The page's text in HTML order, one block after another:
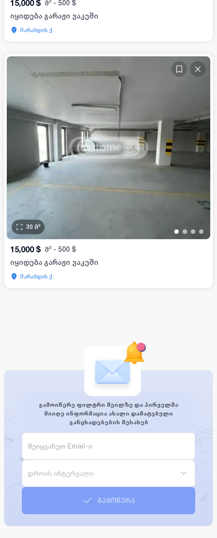
15,000 $ მ² - 500 $
იყიდება გარაჟი ვაკეში
მარაბდის ქ.
• • • •
30 მ²
15,000 $ მ² - 500 $
იყიდება გარაჟი ვაკეში
მარაბდის ქ.
გამოიწერე ფილტრი მეილზე და პირველმა
მიიღე ინფორმაცია ახალი დამატებული
განცხადებების შესახებ
დროის ინტერვალი
გამოწერა